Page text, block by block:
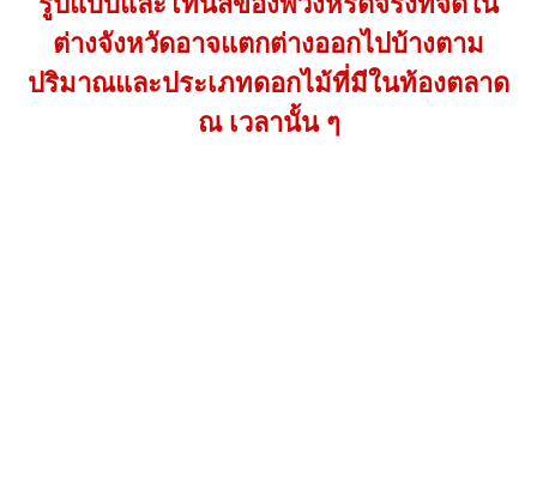
ต่างจังหวัดอาจแตกต่างออกไปบ้างตาม
ปริมาณและประเภทดอกไม้ที่มีในท้องตลาด
ณ เวลานั้น ๆ